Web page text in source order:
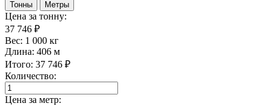
Тонны Метры
Цена за тонну:
37 746 ₽
Вес: 1 000 кг
Длина: 406 м
Итого: 37 746 ₽
Количество:
Цена за метр: